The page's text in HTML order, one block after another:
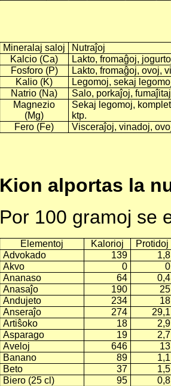
Mineralaj saloj
Nutraĵoj
Kalcio (Ca)
Lakto, fromaĝoj,
Fosforo (P)
Lakto, fromaĝoj, ovoj,
Kalio (K)
Legomoj, sekaj
Natrio (Na)
Salo, porkaĵoj,
Magnezio
(Mg)
Sekaj legomoj,
ktp.
Fero (Fe)
Visceraĵoj, vinadoj,
Kion alportas la
Por 100 gramoj se
Elementoj Kalorioj
Protidoj
Advokado
139
1,8
Akvo
0
0
Ananaso
64
0,4
Anasaĵo
190
25
Andujeto
234
18
Anseraĵo
274
29,1
Artiŝoko
18
2,9
Asparago
19
2,7
Aveloj
646
13
Banano
89
1,1
Beto
37
1,5
Biero (25 cl)
95
0,8